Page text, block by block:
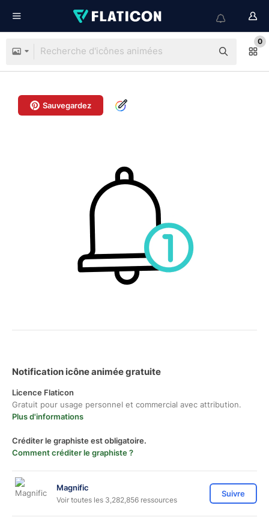
0
Sauvegardez
Notification icône animée gratuite
Licence Flaticon
Gratuit pour usage personnel et commercial avec attribution.
Plus d'informations
Créditer le graphiste est obligatoire.
Comment créditer le graphiste ?
Magnific
Voir toutes les 3,282,856 ressources
Suivre